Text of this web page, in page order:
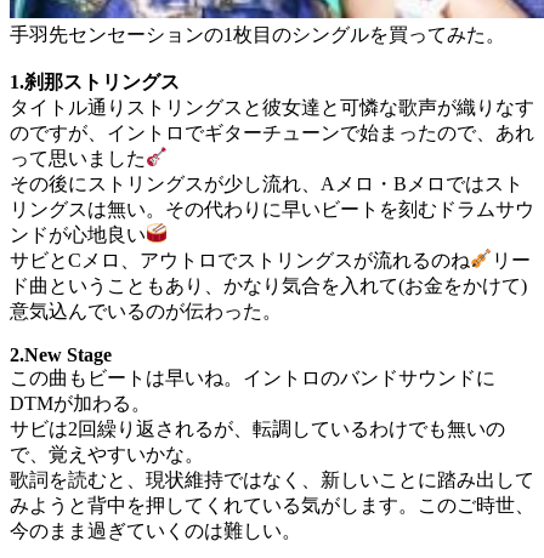
手羽先センセーションの1枚目のシングルを買ってみた。
1.刹那ストリングス
タイトル通りストリングスと彼女達と可憐な歌声が織りなす
のですが、イントロでギターチューンで始まったので、あれ
って思いました
その後にストリングスが少し流れ、Aメロ・Bメロではスト
リングスは無い。その代わりに早いビートを刻むドラムサウ
ンドが心地良い
サビとCメロ、アウトロでストリングスが流れるのね
リー
ド曲ということもあり、かなり気合を入れて(お金をかけて)
意気込んでいるのが伝わった。
2.New Stage
この曲もビートは早いね。イントロのバンドサウンドに
DTMが加わる。
サビは2回繰り返されるが、転調しているわけでも無いの
で、覚えやすいかな。
歌詞を読むと、現状維持ではなく、新しいことに踏み出して
みようと背中を押してくれている気がします。このご時世、
今のまま過ぎていくのは難しい。